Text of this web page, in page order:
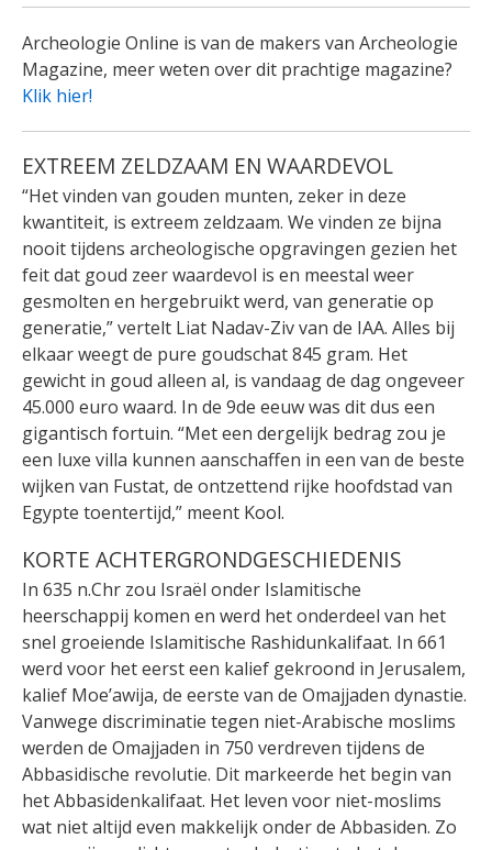
Archeologie Online is van de makers van Archeologie
Magazine, meer weten over dit prachtige magazine?
Klik hier!
EXTREEM ZELDZAAM EN WAARDEVOL
“Het vinden van gouden munten, zeker in deze
kwantiteit, is extreem zeldzaam. We vinden ze bijna
nooit tijdens archeologische opgravingen gezien het
feit dat goud zeer waardevol is en meestal weer
gesmolten en hergebruikt werd, van generatie op
generatie,” vertelt Liat Nadav-Ziv van de IAA. Alles bij
elkaar weegt de pure goudschat 845 gram. Het
gewicht in goud alleen al, is vandaag de dag ongeveer
45.000 euro waard. In de 9de eeuw was dit dus een
gigantisch fortuin. “Met een dergelijk bedrag zou je
een luxe villa kunnen aanschaffen in een van de beste
wijken van Fustat, de ontzettend rijke hoofdstad van
Egypte toentertijd,” meent Kool.
KORTE ACHTERGRONDGESCHIEDENIS
In 635 n.Chr zou Israël onder Islamitische
heerschappij komen en werd het onderdeel van het
snel groeiende Islamitische Rashidunkalifaat. In 661
werd voor het eerst een kalief gekroond in Jerusalem,
kalief Moe’awija, de eerste van de Omajjaden dynastie.
Vanwege discriminatie tegen niet-Arabische moslims
werden de Omajjaden in 750 verdreven tijdens de
Abbasidische revolutie. Dit markeerde het begin van
het Abbasidenkalifaat. Het leven voor niet-moslims
wat niet altijd even makkelijk onder de Abbasiden. Zo